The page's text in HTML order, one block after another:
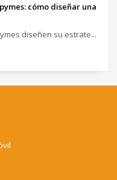
cómo diseñar una
diseñen su estrate...